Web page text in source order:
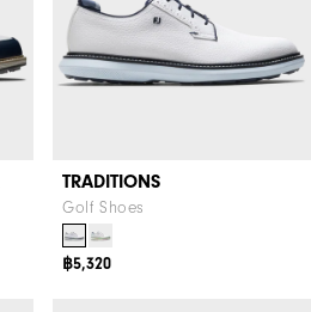
TRADITIONS
Golf Shoes
฿5,320